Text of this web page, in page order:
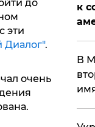
до
эти
Диалог".
очень
к
В